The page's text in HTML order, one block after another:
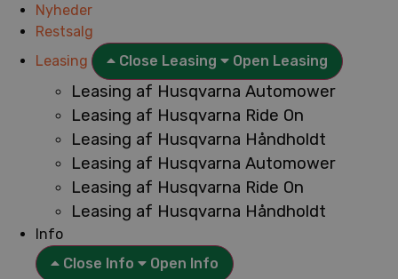
Nyheder
Restsalg
Leasing
Close Leasing Open Leasing
Leasing af Husqvarna Automower
Leasing af Husqvarna Ride On
Leasing af Husqvarna Håndholdt
Leasing af Husqvarna Automower
Leasing af Husqvarna Ride On
Leasing af Husqvarna Håndholdt
Info
Close Info
Open Info